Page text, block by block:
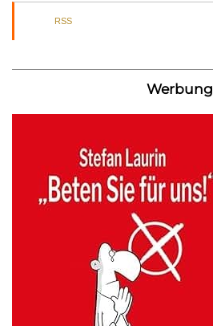
RSS
Werbung